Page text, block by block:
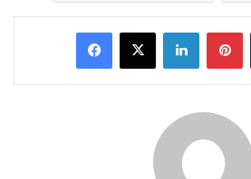
Facebook
X LinkedIn